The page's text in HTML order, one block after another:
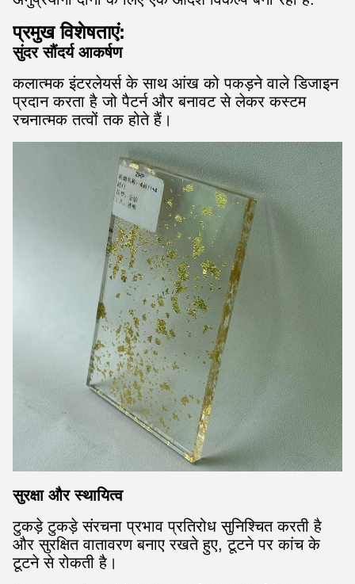
प्रमुख विशेषताएं:
सुंदर सौंदर्य आकर्षण
कलात्मक इंटरलेयर्स के साथ आंख को पकड़ने वाले डिजाइन
प्रदान करता है जो पैटर्न और बनावट से लेकर कस्टम
रचनात्मक तत्वों तक होते हैं।
सुरक्षा और स्थायित्व
टुकड़े टुकड़े संरचना प्रभाव प्रतिरोध सुनिश्चित करती है
और सुरक्षित वातावरण बनाए रखते हुए, टूटने पर कांच के
टूटने से रोकती है।